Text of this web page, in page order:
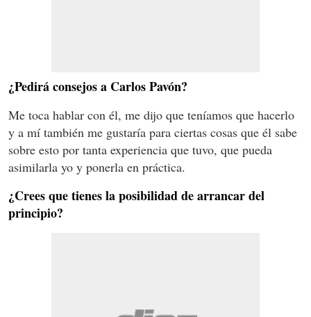
¿Pedirá consejos a Carlos Pavón?
Me toca hablar con él, me dijo que teníamos que hacerlo
y a mí también me gustaría para ciertas cosas que él sabe
sobre esto por tanta experiencia que tuvo, que pueda
asimilarla yo y ponerla en práctica.
¿Crees que tienes la posibilidad de arrancar del
principio?